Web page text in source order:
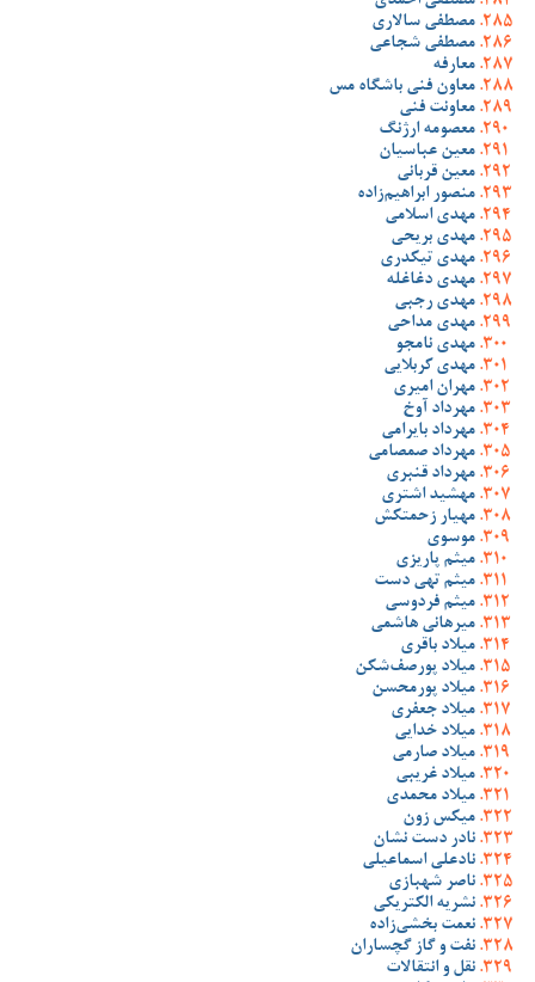
مصطفی سالاری
مصطفی شجاعی
معارفه
معاون فنی باشگاه مس
معاونت فنی
معصومه ارژنگ
معین عباسیان
معین قربانی
منصور ابراهیم‌زاده
مهدی اسلامی
مهدی بریحی
مهدی تیکدری
مهدی دغاغله
مهدی رجبی
مهدی مداحی
مهدی نامجو
مهدی کربلایی
مهران امیری
مهرداد آوخ
مهرداد بایرامی
مهرداد صمصامی
مهرداد قنبری
مهشید اشتری
مهیار زحمتکش
موسوی
میثم پاریزی
میثم تهی دست
میثم فردوسی
میرهانی هاشمی
میلاد باقری
میلاد پورصف‌شکن
میلاد پورمحسن
میلاد جعفری
میلاد خدایی
میلاد صارمی
میلاد غریبی
میلاد محمدی
میکس زون
نادر دست نشان
نادعلی اسماعیلی
ناصر شهبازی
نشریه الکتریکی
نعمت بخشی‌زاده
نفت و گاز گچساران
نقل و انتقالات